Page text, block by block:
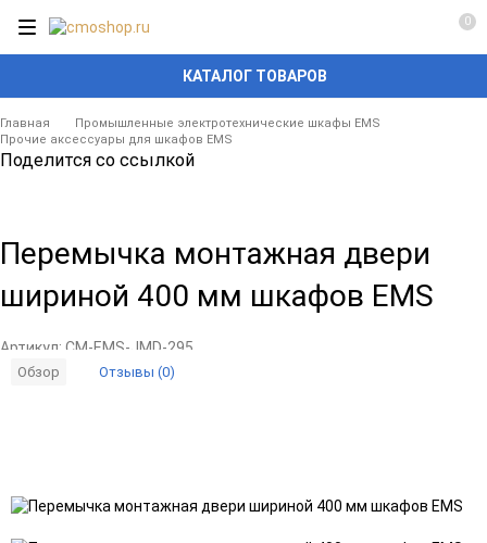
КАТАЛОГ ТОВАРОВ
0
Главная
Промышленные электротехнические шкафы EMS
Прочие аксессуары для шкафов EMS
Поделится со ссылкой
Перемычка монтажная двери
шириной 400 мм шкафов EMS
Артикул: CM-EMS-JMD-295
Обзор Отзывы (0)